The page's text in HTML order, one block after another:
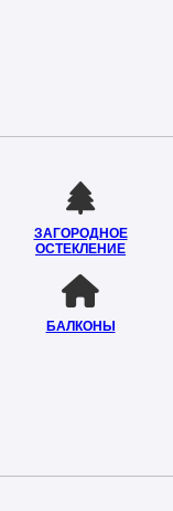
ЗАГОРОДНОЕ
ОСТЕКЛЕНИЕ
БАЛКОНЫ